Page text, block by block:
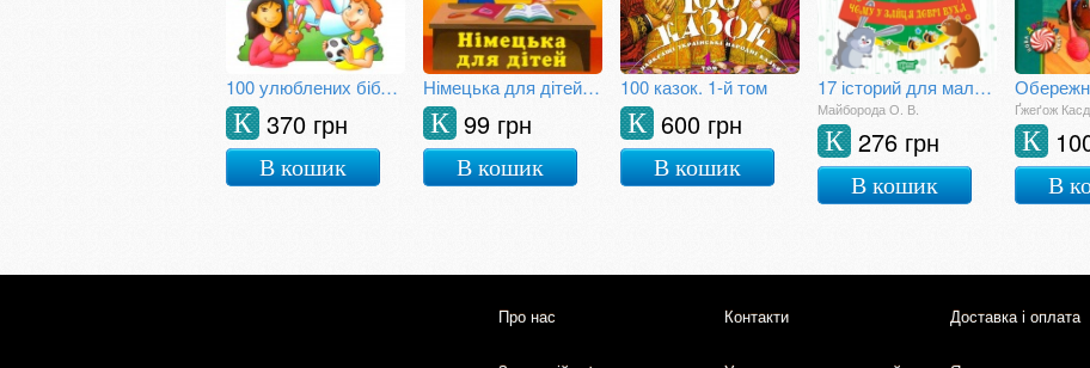
100 улюблених біблійних історій
370 грн
К
В кошик
Німецька для дітей: Словник у малюнках. Deutsch
99 грн
К
В кошик
100 казок. 1-й том
600 грн
К
В кошик
17 історий для малят. Чому у зайця довгі вуха.
Майборода О. В.
276 грн
К
В кошик
Ґжеґож
К
В
Про нас Контакти Доставка і оплата